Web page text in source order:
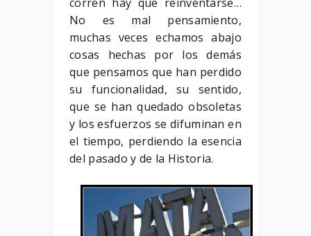
No es mal pensamiento,
muchas veces echamos abajo
cosas hechas por los demás
que pensamos que han perdido
su funcionalidad, su sentido,
que se han quedado obsoletas
y los esfuerzos se difuminan en
el tiempo, perdiendo la esencia
del pasado y de la Historia.